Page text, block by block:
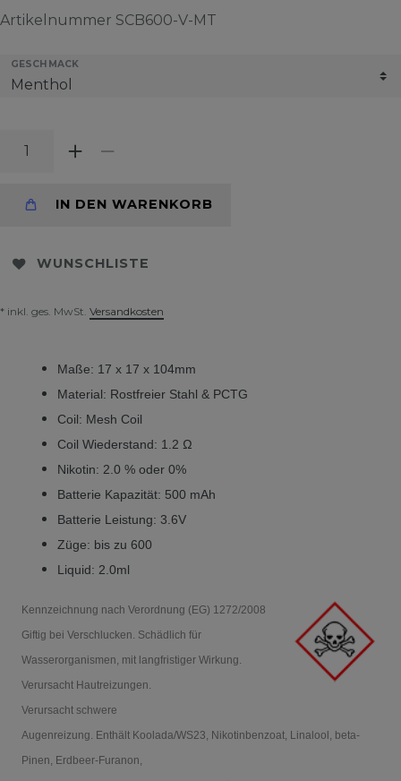
Artikelnummer SCB600-V-MT
GESCHMACK
IN DEN WARENKORB
WUNSCHLISTE
* inkl. ges. MwSt. Versandkosten
Maße: 17 x 17 x 104mm
Material: Rostfreier Stahl & PCTG
Coil: Mesh Coil
Coil Wiederstand: 1.2 Ω
Nikotin: 2.0 % oder 0%
Batterie Kapazität: 500 mAh
Batterie Leistung: 3.6V
Züge: bis zu 600
Liquid: 2.0ml
Kennzeichnung nach Verordnung (EG) 1272/2008
Giftig bei Verschlucken. Schädlich für
Wasserorganismen, mit langfristiger Wirkung.
Verursacht Hautreizungen.
Verursacht schwere
Augenreizung. Enthält Koolada/WS23, Nikotinbenzoat, Linalool, beta-
Pinen, Erdbeer-Furanon,